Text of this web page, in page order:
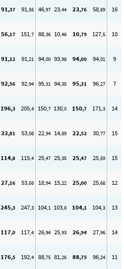
91,37 91,55 46,97 23,44 23,76 58,89 16
56,17 151,7 88,36 10,46 10,79 127,5 10
91,12 91,21 94,00 93,98 94,00 94,01 9
92,56 92,94 95,31 94,35 95,31 96,27 7
196,3 205,4 150,7 130,0 150,7 171,3 14
33,81 53,08 22,94 14,89 22,52 30,77 15
114,8 115,4 25,47 25,35 25,47 25,59 15
27,16 53,58 18,94 15,22 25,00 25,68 12
245,3 247,3 104,1 103,8 104,1 104,3 13
117,0 117,4 26,94 25,93 26,94 27,96 14
176,5 192,4 88,75 81,26 88,75 96,24 11